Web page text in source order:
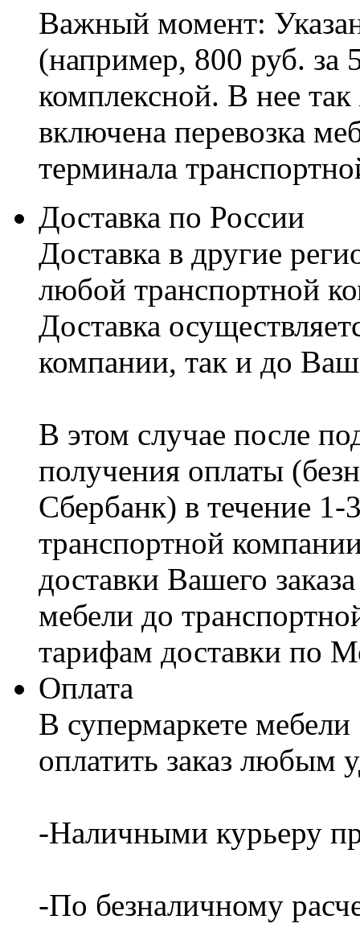
Важный момент:
(например, 800 руб. за
комплексной. В нее
включена перевозка
терминала
Доставка по России
Доставка в другие
любой транспортной
Доставка
компании, так и до
В этом случае после
получения оплаты
Сбербанк) в течение
транспортной
доставки Вашего
мебели до
тарифам доставки по
Оплата
В супермаркете
оплатить заказ любым
-Наличными курьеру
-По безналичному